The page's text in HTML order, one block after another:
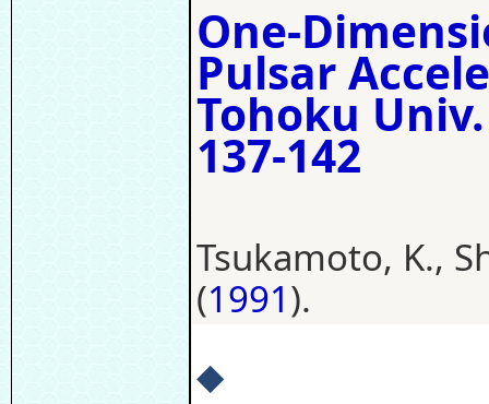
One-
Pulsar
Tohoku
137-142
Tsukamoto, K.,
(1991).
◆